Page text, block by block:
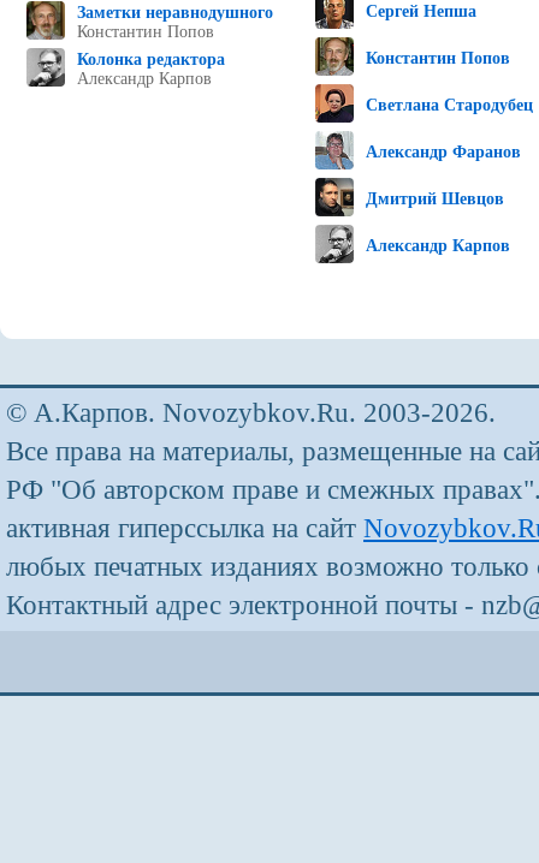
Заметки неравнодушного
Константин Попов
Колонка редактора
Александр Карпов
Сергей Непша
Константин Попов
Светлана Стародубец
Александр Фаранов
Дмитрий Шевцов
Александр Карпов
© А.Карпов. Novozybkov.Ru. 2003-2026.
Все права на материалы, размещенные на
РФ "Об авторском праве и смежных
активная гиперссылка на сайт
любых печатных изданиях возможно только
Контактный адрес электронной почты -